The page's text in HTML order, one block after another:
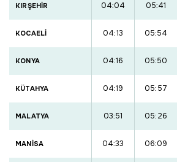
KIRŞEHİR 04:04 05:41
KOCAELİ 04:13 05:54
KONYA 04:16 05:50
KÜTAHYA 04:19 05:57
MALATYA 03:51 05:26
MANİSA 04:33 06:09